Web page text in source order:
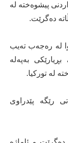
پیشوەختە لە
دەگرێت.
لە رەجەب تەیب
بەپەلە
لە تورکیا.
رێگە پێدراوی